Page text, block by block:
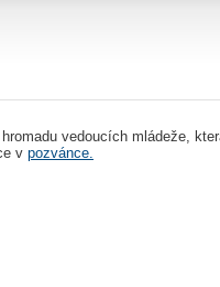
vedoucích mládeže,
v pozvánce.